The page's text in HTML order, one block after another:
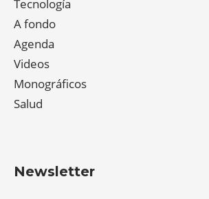
Tecnología
A fondo
Agenda
Videos
Monográficos
Salud
Newsletter